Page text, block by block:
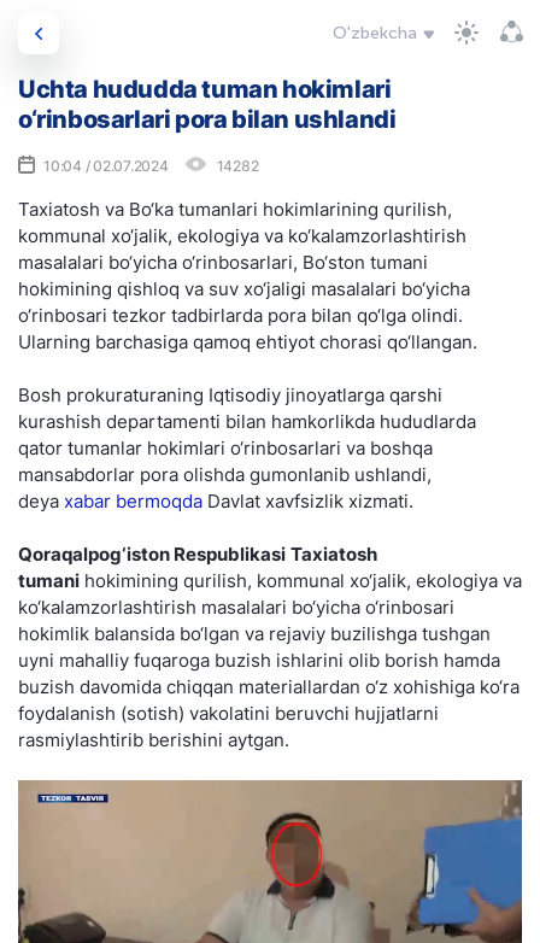
O'zbekcha
Uchta hududda tuman hokimlari
o‘rinbosarlari pora bilan ushlandi
10:04 / 02.07.2024 14282
Taxiatosh va Bo‘ka tumanlari hokimlarining qurilish,
kommunal xo‘jalik, ekologiya va ko‘kalamzorlashtirish
masalalari bo‘yicha o‘rinbosarlari, Bo‘ston tumani
hokimining qishloq va suv xo‘jaligi masalalari bo‘yicha
o‘rinbosari tezkor tadbirlarda pora bilan qo‘lga olindi.
Ularning barchasiga qamoq ehtiyot chorasi qo‘llangan.
Bosh prokuraturaning Iqtisodiy jinoyatlarga qarshi
kurashish departamenti bilan hamkorlikda hududlarda
qator tumanlar hokimlari o‘rinbosarlari va boshqa
mansabdorlar pora olishda gumonlanib ushlandi,
deya xabar bermoqda Davlat xavfsizlik xizmati.
Qoraqalpog‘iston Respublikasi Taxiatosh
tumani hokimining qurilish, kommunal xo‘jalik, ekologiya va
ko‘kalamzorlashtirish masalalari bo‘yicha o‘rinbosari
hokimlik balansida bo‘lgan va rejaviy buzilishga tushgan
uyni mahalliy fuqaroga buzish ishlarini olib borish hamda
buzish davomida chiqqan materiallardan o‘z xohishiga ko‘ra
foydalanish (sotish) vakolatini beruvchi hujjatlarni
rasmiylashtirib berishini aytgan.